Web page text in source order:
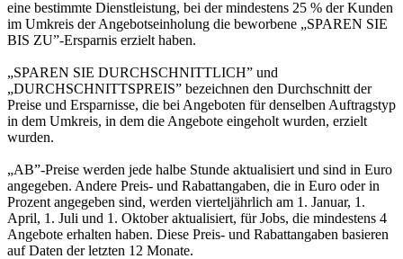
eine bestimmte Dienstleistung, bei der mindestens 25 % der Kunden
im Umkreis der Angebotseinholung die beworbene „SPAREN SIE
BIS ZU”-Ersparnis erzielt haben.
„SPAREN SIE DURCHSCHNITTLICH” und
„DURCHSCHNITTSPREIS” bezeichnen den Durchschnitt der
Preise und Ersparnisse, die bei Angeboten für denselben Auftragstyp
in dem Umkreis, in dem die Angebote eingeholt wurden, erzielt
wurden.
„AB”-Preise werden jede halbe Stunde aktualisiert und sind in Euro
angegeben. Andere Preis- und Rabattangaben, die in Euro oder in
Prozent angegeben sind, werden vierteljährlich am 1. Januar, 1.
April, 1. Juli und 1. Oktober aktualisiert, für Jobs, die mindestens 4
Angebote erhalten haben. Diese Preis- und Rabattangaben basieren
auf Daten der letzten 12 Monate.